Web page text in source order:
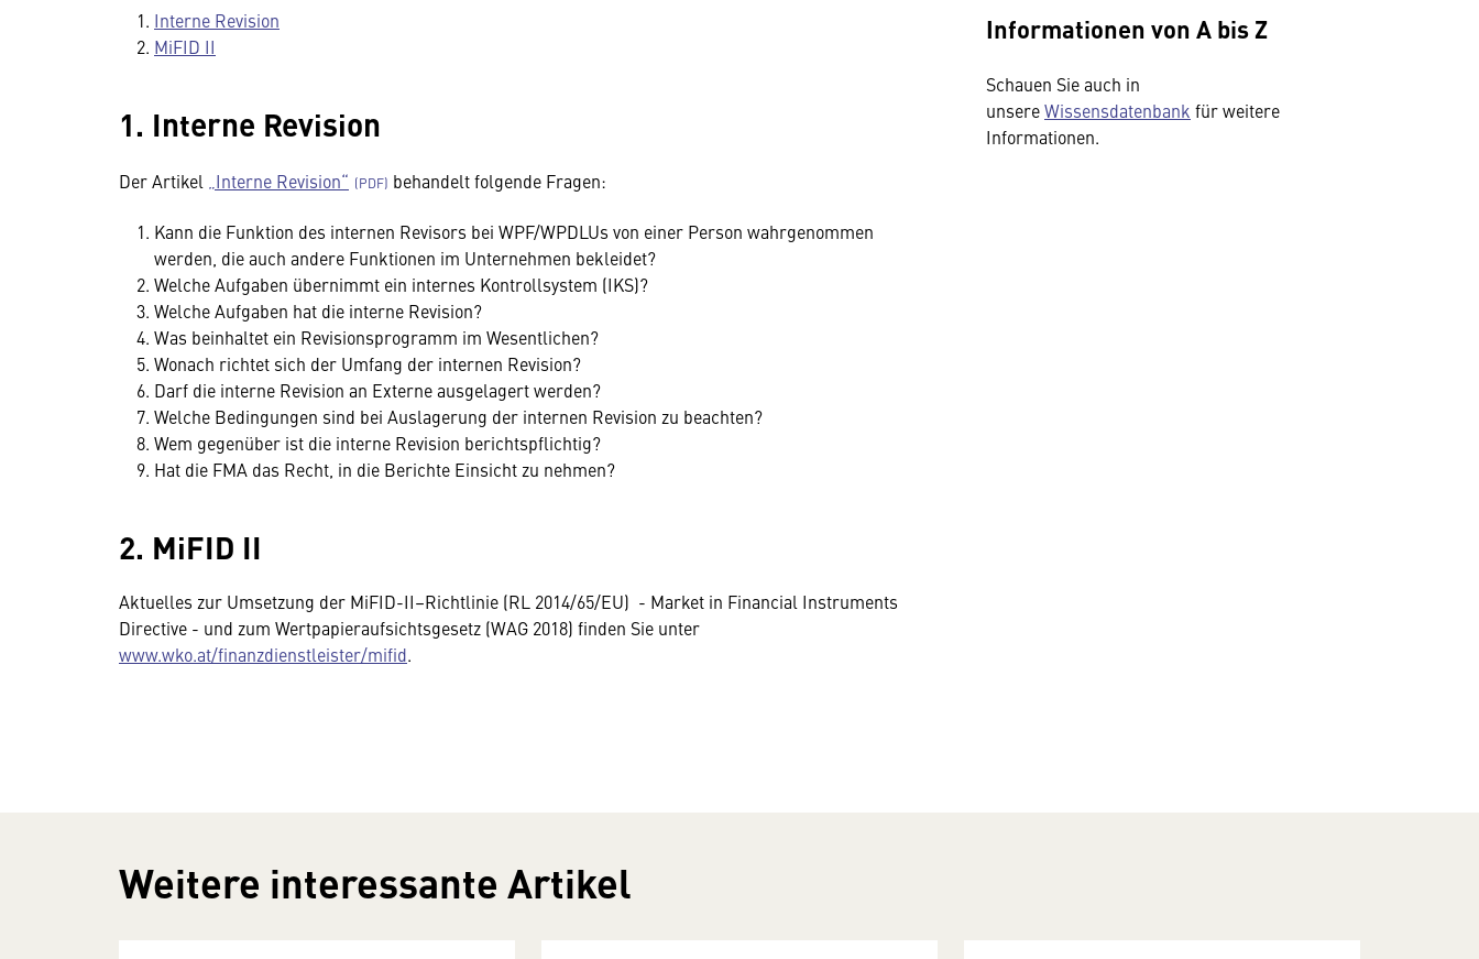
Interne Revision
MiFID II
1. Interne Revision
Der Artikel „Interne Revision“ behandelt folgende Fragen:
Kann die Funktion des internen Revisors bei WPF/WPDLUs von einer Person wahrgenommen
werden, die auch andere Funktionen im Unternehmen bekleidet?
Welche Aufgaben übernimmt ein internes Kontrollsystem (IKS)?
Welche Aufgaben hat die interne Revision?
Was beinhaltet ein Revisionsprogramm im Wesentlichen?
Wonach richtet sich der Umfang der internen Revision?
Darf die interne Revision an Externe ausgelagert werden?
Welche Bedingungen sind bei Auslagerung der internen Revision zu beachten?
Wem gegenüber ist die interne Revision berichtspflichtig?
Hat die FMA das Recht, in die Berichte Einsicht zu nehmen?
2. MiFID II
Aktuelles zur Umsetzung der MiFID-II–Richtlinie (RL 2014/65/EU) - Market in Financial Instruments
Directive - und zum Wertpapieraufsichtsgesetz (WAG 2018) finden Sie unter
www.wko.at/finanzdienstleister/mifid.
Informationen von A bis Z
Schauen Sie auch in
unsereWissensdatenbank für weitere
Informationen.
Weitere interessante Artikel